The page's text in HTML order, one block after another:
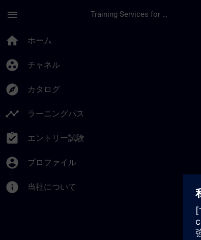
menu Training Services for Digital Industries
home ホーム
group_work チャネル
explore カタログ
timeline ラーニングパス
assignment_turned_in エントリー試験
account_circle プロファイル
info 当社について